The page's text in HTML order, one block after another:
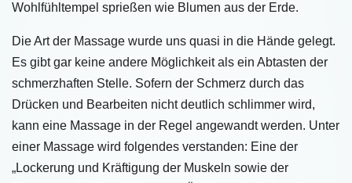
Wohlfühltempel sprießen wie Blumen aus der Erde.
Die Art der Massage wurde uns quasi in die Hände gelegt.
Es gibt gar keine andere Möglichkeit als ein Abtasten der
schmerzhaften Stelle. Sofern der Schmerz durch das
Drücken und Bearbeiten nicht deutlich schlimmer wird,
kann eine Massage in der Regel angewandt werden. Unter
einer Massage wird folgendes verstanden: Eine der
„Lockerung und Kräftigung der Muskeln sowie der